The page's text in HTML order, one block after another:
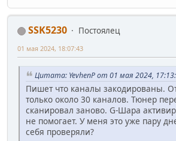
SSK5230
Постоялец
01 мая 2024, 18:07:43
Цитата: YevhenP от 01 мая 2024,
Пишет что каналы закодированы.
только около 30 каналов. Тюнер
сканировал заново. G-Шара
не помогает. У меня это уже пару
себя проверяли?